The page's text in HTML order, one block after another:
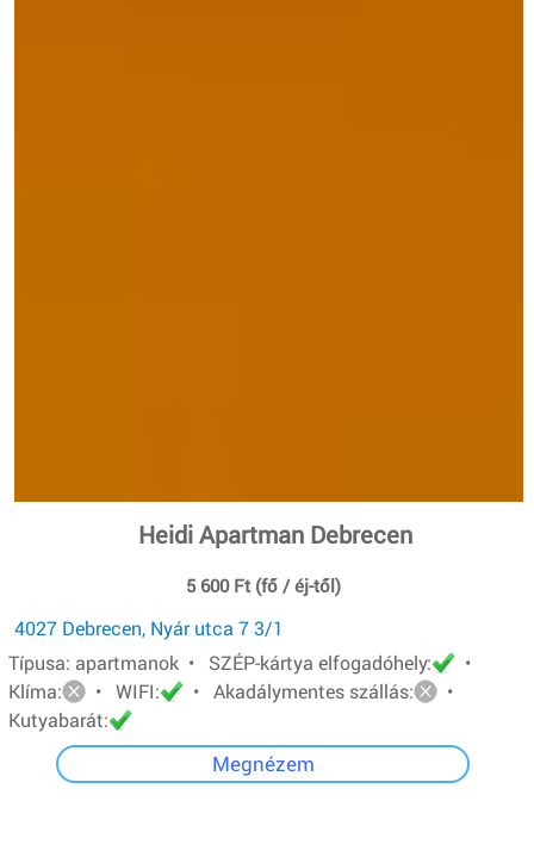
Heidi Apartman Debrecen
5 600 Ft (fő / éj-től)
4027 Debrecen, Nyár utca 7 3/1
Típusa: apartmanok • SZÉP-kártya elfogadóhely:
•
Klíma:
• WIFI: • Akadálymentes szállás:
•
Kutyabarát:
Megnézem